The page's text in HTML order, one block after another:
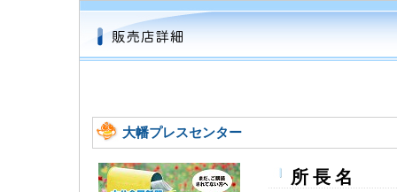
大幡プレスセンター
所 長 名